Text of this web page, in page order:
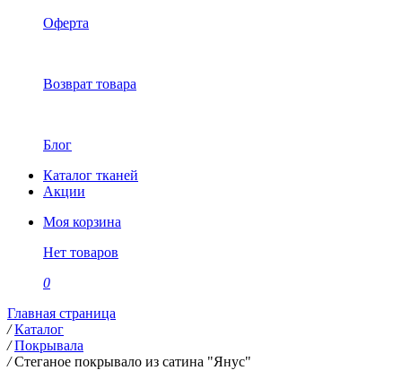
Оферта
Возврат товара
Блог
Каталог тканей
Акции
Моя корзина
Нет товаров
0
Главная страница
/ Каталог
/ Покрывала
/ Стеганое покрывало из сатина "Янус"